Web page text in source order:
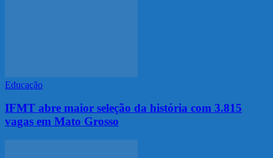
Educação
IFMT abre maior seleção da história com 3.815
vagas em Mato Grosso